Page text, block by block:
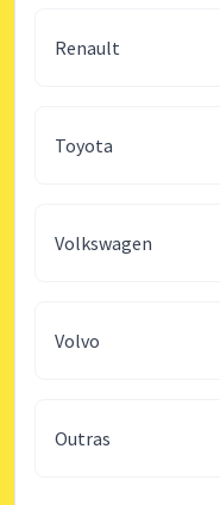
Renault
Toyota
Volkswagen
Volvo
Outras